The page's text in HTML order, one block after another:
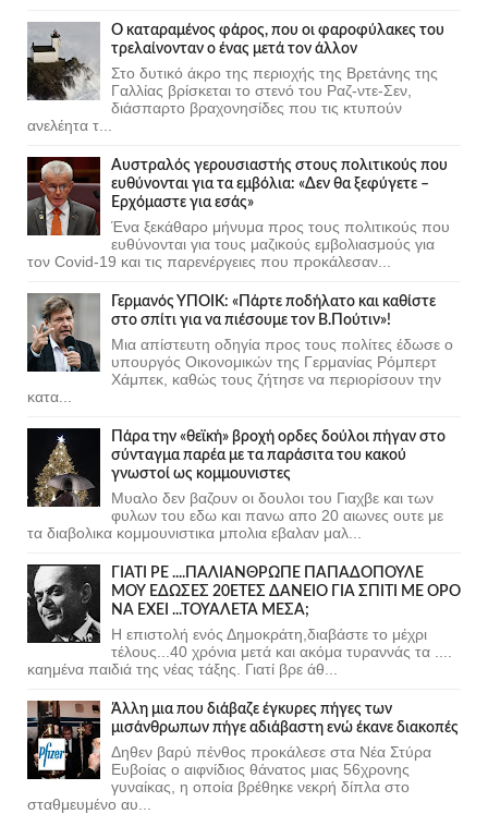
Ο καταραμένος φάρος, που οι φαροφύλακες του
τρελαίνονταν ο ένας μετά τον άλλον
Στο δυτικό άκρο της περιοχής της Βρετάνης της
Γαλλίας βρίσκεται το στενό του Ραζ-ντε-Σεν,
διάσπαρτο βραχονησίδες που τις κτυπούν
ανελέητα τ...
Αυστραλός γερουσιαστής στους πολιτικούς που
ευθύνονται για τα εμβόλια: «Δεν θα ξεφύγετε –
Ερχόμαστε για εσάς»
Ένα ξεκάθαρο μήνυμα προς τους πολιτικούς που
ευθύνονται για τους μαζικούς εμβολιασμούς για
τον Covid-19 και τις παρενέργειες που προκάλεσαν...
Γερμανός ΥΠΟΙΚ: «Πάρτε ποδήλατο και καθίστε
στο σπίτι για να πιέσουμε τον Β.Πούτιν»!
Μια απίστευτη οδηγία προς τους πολίτες έδωσε ο
υπουργός Οικονομικών της Γερμανίας Ρόμπερτ
Χάμπεκ, καθώς τους ζήτησε να περιορίσουν την
κατα...
Πάρα την «θεϊκή» βροχή ορδες δούλοι πήγαν στο
σύνταγμα παρέα με τα παράσιτα του κακού
γνωστοί ως κομμουνιστες
Μυαλο δεν βαζουν οι δουλοι του Γιαχβε και των
φυλων του εδω και πανω απο 20 αιωνες ουτε με
τα διαβολικα κομμουνιστικα μπολια εβαλαν μαλ...
ΓΙΑΤΙ ΡΕ ....ΠΑΛΙΑΝΘΡΩΠΕ ΠΑΠΑΔΟΠΟΥΛΕ
ΜΟΥ ΕΔΩΣΕΣ 20ΕΤΕΣ ΔΑΝΕΙΟ ΓΙΑ ΣΠΙΤΙ ΜΕ ΟΡΟ
ΝΑ ΕΧΕΙ ...ΤΟΥΑΛΕΤΑ ΜΕΣΑ;
Η επιστολή ενός Δημοκράτη,διαβάστε το μέχρι
τέλους...40 χρόνια μετά και ακόμα τυραννάς τα ....
καημένα παιδιά της νέας τάξης. Γιατί βρε άθ...
Άλλη μια που διάβαζε έγκυρες πήγες των
μισάνθρωπων πήγε αδιάβαστη ενώ έκανε διακοπές
Δηθεν βαρύ πένθος προκάλεσε στα Νέα Στύρα
Ευβοίας ο αιφνίδιος θάνατος μιας 56χρονης
γυναίκας, η οποία βρέθηκε νεκρή δίπλα στο
σταθμευμένο αυ...